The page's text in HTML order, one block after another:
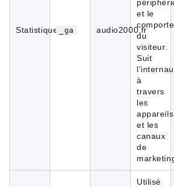
Statistiques _ga audio2000.fr
et le
du
visiteur.
Suit
à
travers
les
appareils
et les
canaux
de
Utilisé